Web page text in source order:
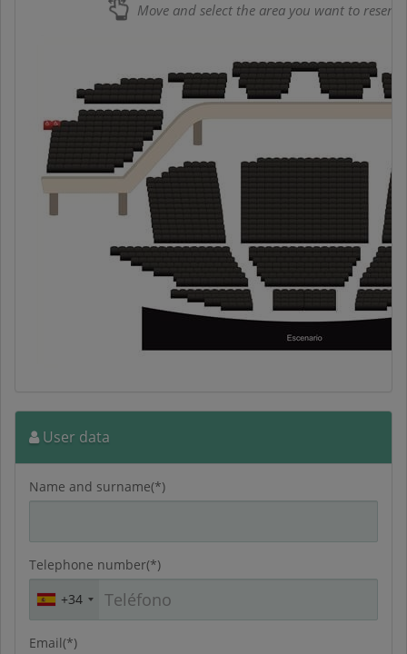
Move and select the area you want to reserve
User data
Name and surname(*)
Telephone number(*)
+34
Email(*)